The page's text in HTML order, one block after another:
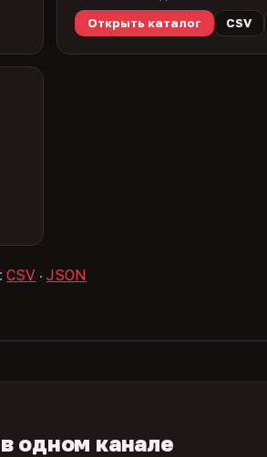
Открыть каталог
CSV
CSV · JSON
одном канале